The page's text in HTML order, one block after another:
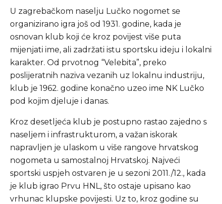
U zagrebačkom naselju Lučko nogomet se
organizirano igra još od 1931. godine, kada je
osnovan klub koji će kroz povijest više puta
mijenjati ime, ali zadržati istu sportsku ideju i lokalni
karakter. Od prvotnog “Velebita”, preko
poslijeratnih naziva vezanih uz lokalnu industriju,
klub je 1962. godine konačno uzeo ime NK Lučko
pod kojim djeluje i danas.
Kroz desetljeća klub je postupno rastao zajedno s
naseljem i infrastrukturom, a važan iskorak
napravljen je ulaskom u više rangove hrvatskog
nogometa u samostalnoj Hrvatskoj. Najveći
sportski uspjeh ostvaren je u sezoni 2011./12., kada
je klub igrao Prvu HNL, što ostaje upisano kao
vrhunac klupske povijesti. Uz to, kroz godine su